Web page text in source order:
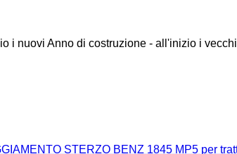
i nuovi Anno di costruzione - all'inizio i vecchi